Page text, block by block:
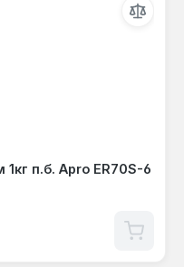
п.б. Apro ER70S-6